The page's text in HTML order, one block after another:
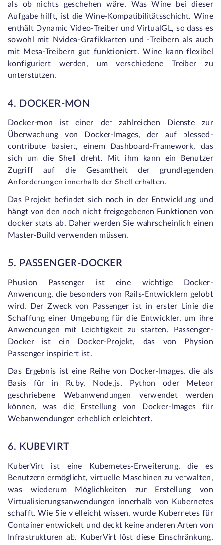
als ob nichts geschehen wäre. Was Wine bei dieser
Aufgabe hilft, ist die Wine-Kompatibilitätsschicht. Wine
enthält Dynamic Video-Treiber und VirtualGL, so dass es
sowohl mit Nvidea-Grafikkarten und -Treibern als auch
mit Mesa-Treibern gut funktioniert. Wine kann flexibel
konfiguriert werden, um verschiedene Treiber zu
unterstützen.
4. DOCKER-MON
Docker-mon ist einer der zahlreichen Dienste zur
Überwachung von Docker-Images, der auf blessed-
contribute basiert, einem Dashboard-Framework, das
sich um die Shell dreht. Mit ihm kann ein Benutzer
Zugriff auf die Gesamtheit der grundlegenden
Anforderungen innerhalb der Shell erhalten.
Das Projekt befindet sich noch in der Entwicklung und
hängt von den noch nicht freigegebenen Funktionen von
docker stats ab. Daher werden Sie wahrscheinlich einen
Master-Build verwenden müssen.
5. PASSENGER-DOCKER
Phusion Passenger ist eine wichtige Docker-
Anwendung, die besonders von Rails-Entwicklern gelobt
wird. Der Zweck von Passenger ist in erster Linie die
Schaffung einer Umgebung für die Entwickler, um ihre
Anwendungen mit Leichtigkeit zu starten. Passenger-
Docker ist ein Docker-Projekt, das von Physion
Passenger inspiriert ist.
Das Ergebnis ist eine Reihe von Docker-Images, die als
Basis für in Ruby, Node.js, Python oder Meteor
geschriebene Webanwendungen verwendet werden
können, was die Erstellung von Docker-Images für
Webanwendungen erheblich erleichtert.
6. KUBEVIRT
KuberVirt ist eine Kubernetes-Erweiterung, die es
Benutzern ermöglicht, virtuelle Maschinen zu verwalten,
was wiederum Möglichkeiten zur Erstellung von
Virtualisierungsanwendungen innerhalb von Kubernetes
schafft. Wie Sie vielleicht wissen, wurde Kubernetes für
Container entwickelt und deckt keine anderen Arten von
Infrastrukturen ab. KuberVirt löst diese Einschränkung,